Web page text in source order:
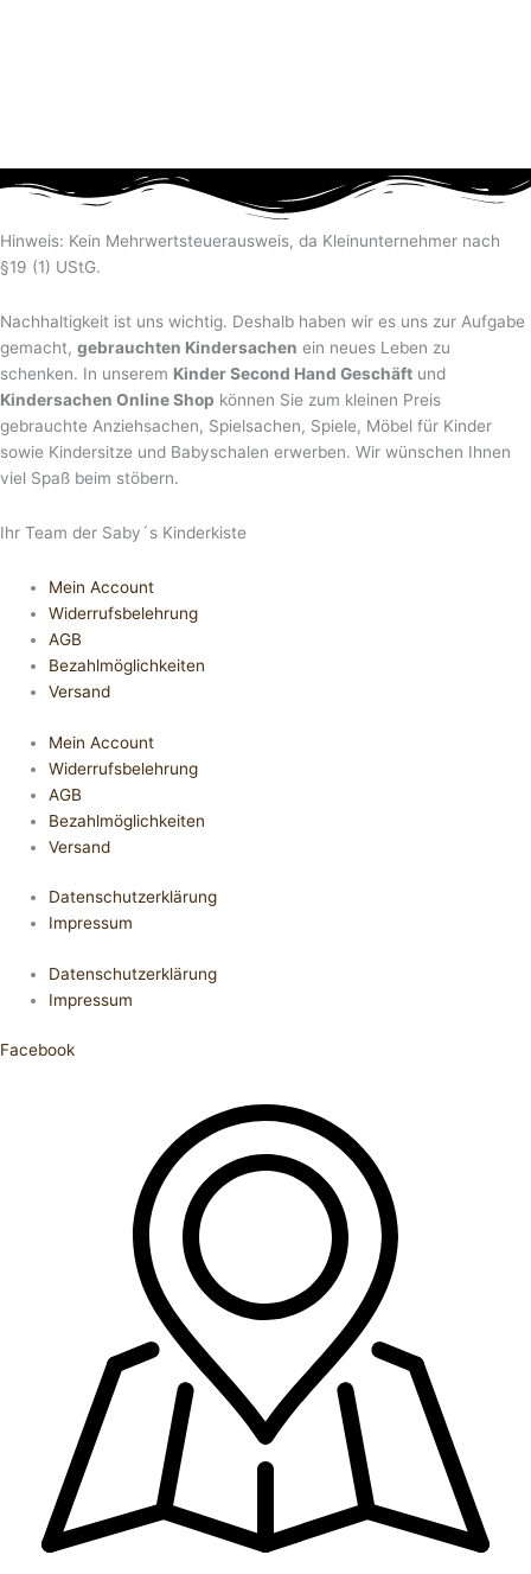
Hinweis: Kein Mehrwertsteuerausweis, da Kleinunternehmer nach
§19 (1) UStG.
Nachhaltigkeit ist uns wichtig. Deshalb haben wir es uns zur Aufgabe
gemacht, gebrauchten Kindersachen ein neues Leben zu
schenken. In unserem Kinder Second Hand Geschäft und
Kindersachen Online Shop können Sie zum kleinen Preis
gebrauchte Anziehsachen, Spiel­sachen, Spiele, Möbel für Kinder
sowie Kindersitze und Babyschalen erwerben. Wir wünschen Ihnen
viel Spaß beim stöbern.
Ihr Team der Saby´s Kinderkiste
Mein Account
Widerrufsbelehrung
AGB
Bezahlmöglichkeiten
Versand
Mein Account
Widerrufsbelehrung
AGB
Bezahlmöglichkeiten
Versand
Datenschutzerklärung
Impressum
Datenschutzerklärung
Impressum
Facebook